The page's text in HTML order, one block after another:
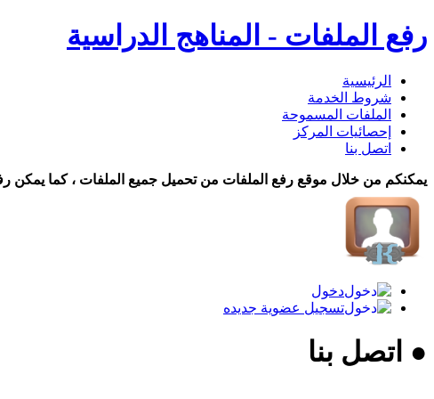
رفع الملفات - المناهج الدراسية
الرئيسية
شروط الخدمة
الملفات المسموحة
إحصائيات المركز
اتصل بنا
يمكنكم من خلال موقع رفع الملفات من تحميل جميع الملفات ، كما يمكن
دخول
تسجيل عضوية جديده
● اتصل بنا